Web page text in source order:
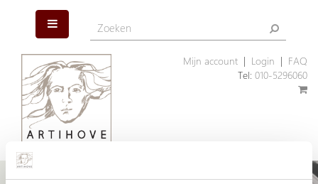
Mijn account| Login
FAQ
Tel: 010-5296060